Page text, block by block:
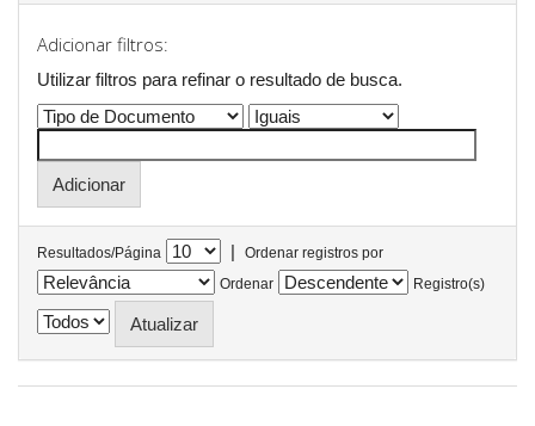
Adicionar filtros:
Utilizar filtros para refinar o resultado de busca.
Resultados/Página |
Ordenar registros por
Ordenar
Registro(s)